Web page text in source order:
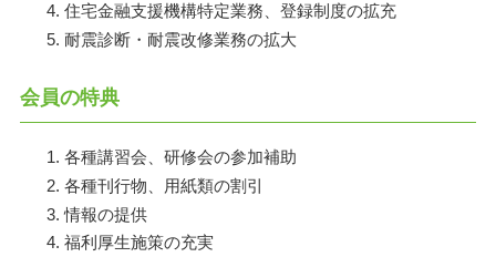
住宅金融支援機構特定業務、登録制度の拡充
耐震診断・耐震改修業務の拡大
会員の特典
各種講習会、研修会の参加補助
各種刊行物、用紙類の割引
情報の提供
福利厚生施策の充実